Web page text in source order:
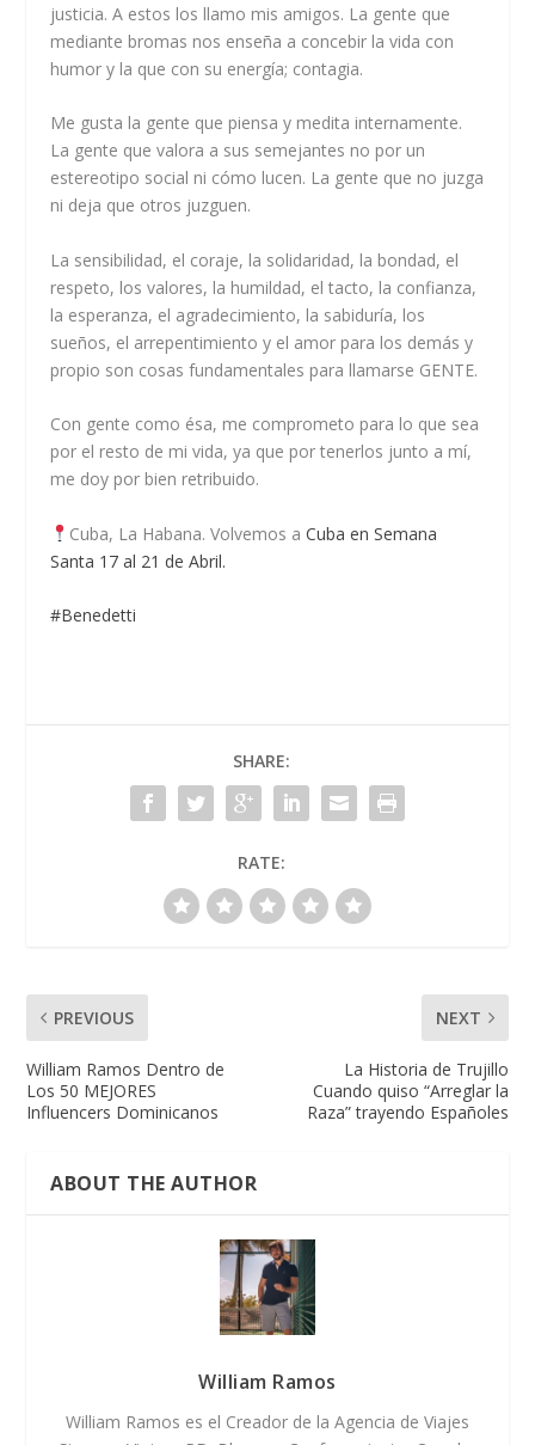
justicia. A estos los llamo mis amigos. La gente que
mediante bromas nos enseña a concebir la vida con
humor y la que con su energía; contagia.
Me gusta la gente que piensa y medita internamente.
La gente que valora a sus semejantes no por un
estereotipo social ni cómo lucen. La gente que no juzga
ni deja que otros juzguen.
La sensibilidad, el coraje, la solidaridad, la bondad, el
respeto, los valores, la humildad, el tacto, la confianza,
la esperanza, el agradecimiento, la sabiduría, los
sueños, el arrepentimiento y el amor para los demás y
propio son cosas fundamentales para llamarse GENTE.
Con gente como ésa, me comprometo para lo que sea
por el resto de mi vida, ya que por tenerlos junto a mí,
me doy por bien retribuido.
Cuba, La Habana. Volvemos aCuba en Semana
Santa 17 al 21 de Abril.
#Benedetti
SHARE:
RATE:
PREVIOUS
William Ramos Dentro de
Los 50 MEJORES
Influencers Dominicanos
NEXT
La Historia de Trujillo
Cuando quiso “Arreglar la
Raza” trayendo Españoles
ABOUT THE AUTHOR
William Ramos
William Ramos es el Creador de la Agencia de Viajes